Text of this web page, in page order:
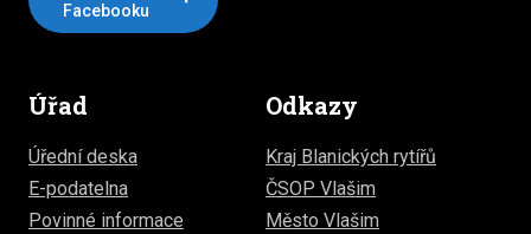
Facebooku
Úřad
Úřední deska
E-podatelna
Povinné informace
Odkazy
Kraj Blanických rytířů
ČSOP Vlašim
Město Vlašim